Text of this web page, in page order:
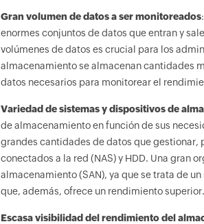
Gran volumen de datos a ser monitoreados
enormes conjuntos de datos que entran y
volúmenes de datos es crucial para los
almacenamiento se almacenan cantidades
datos necesarios para monitorear el
Variedad de sistemas y dispositivos de
de almacenamiento en función de sus
grandes cantidades de datos que
conectados a la red (NAS) y HDD. Una gran
almacenamiento (SAN), ya que se trata de
que, además, ofrece un rendimiento superior.
Escasa visibilidad del rendimiento del